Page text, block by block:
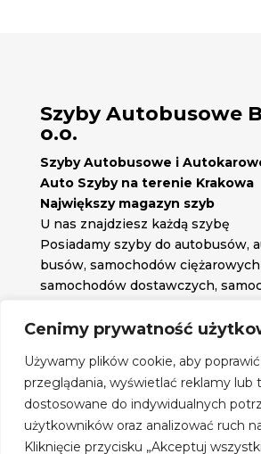
Cenimy prywatność
Używamy plików cookie, aby
przeglądania, wyświetlać reklamy lub
dostosowane do indywidualnych
użytkowników oraz analizować ruch
Kliknięcie przycisku „Akceptuj
Szyby Autobusowe
o.o.
Szyby Autobusowe i
Auto Szyby na terenie Krakowa
Największy magazyn szyb
U nas znajdziesz każdą szybę
Posiadamy szyby do autobusów,
busów, samochodów ciężarowych
samochodów dostawczych,
potrzebujesz.
Znajdź nas na: 
Obserwuj nas na:
Regulamin zakupów